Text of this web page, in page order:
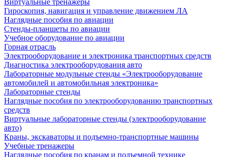
Виртуальные тренажеры
Гироскопия, навигация и управление движением ЛА
Наглядные пособия по авиации
Стенды-планшеты по авиации
Учебное оборудование по авиации
Горная отрасль
Электрооборудование и электроника транспортных средств
Диагностика электрооборудования авто
Лабораторные модульные стенды «Электрооборудование
автомобилей и автомобильная электроника»
Лабораторные стенды
Наглядные пособия по электрооборудованию транспортных
средств
Виртуальные лабораторные стенды (электрооборудование
авто)
Краны, экскаваторы и подъемно-транспортные машины
Учебные тренажеры
Наглядные пособия по кранам и подъемной технике